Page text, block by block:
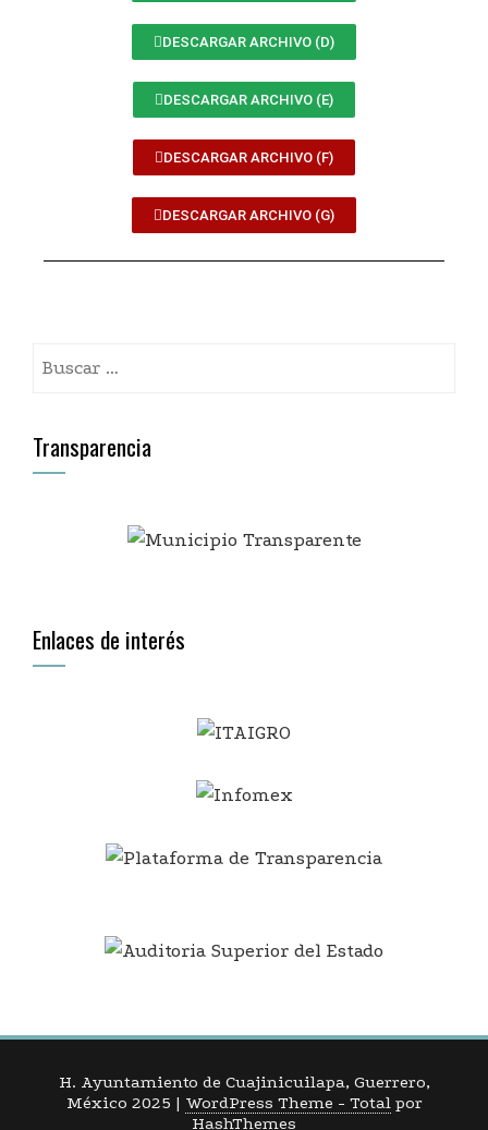
DESCARGAR ARCHIVO (D)
DESCARGAR ARCHIVO (E)
DESCARGAR ARCHIVO (F)
DESCARGAR ARCHIVO (G)
Transparencia
Enlaces de interés
H. Ayuntamiento de Cuajinicuilapa, Guerrero,
México 2025 | WordPress Theme - Totalpor
HashThemes